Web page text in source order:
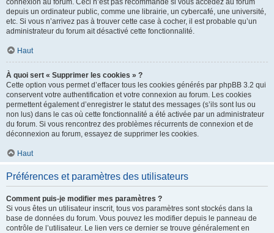
connexion au forum. Ceci n’est pas recommandé si vous accédez au forum
depuis un ordinateur public, comme une librairie, un cybercafé, une université,
etc. Si vous n’arrivez pas à trouver cette case à cocher, il est probable qu’un
administrateur du forum ait désactivé cette fonctionnalité.
Haut
À quoi sert « Supprimer les cookies » ?
Cette option vous permet d’effacer tous les cookies générés par phpBB 3.2 qui
conservent votre authentification et votre connexion au forum. Les cookies
permettent également d’enregistrer le statut des messages (s’ils sont lus ou
non lus) dans le cas où cette fonctionnalité a été activée par un administrateur
du forum. Si vous rencontrez des problèmes récurrents de connexion et de
déconnexion au forum, essayez de supprimer les cookies.
Haut
Préférences et paramètres des utilisateurs
Comment puis-je modifier mes paramètres ?
Si vous êtes un utilisateur inscrit, tous vos paramètres sont stockés dans la
base de données du forum. Vous pouvez les modifier depuis le panneau de
contrôle de l’utilisateur. Le lien vers ce dernier se trouve généralement en